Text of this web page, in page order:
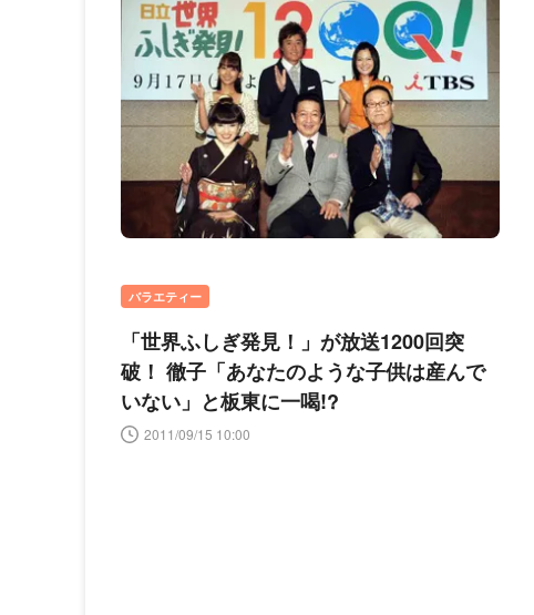
バラエティー
「世界ふしぎ発見！」が放送1200回突
破！ 徹子「あなたのような子供は産んで
いない」と板東に一喝!?
2011/09/15 10:00